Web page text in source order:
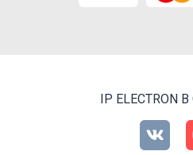
IP ELECTRON